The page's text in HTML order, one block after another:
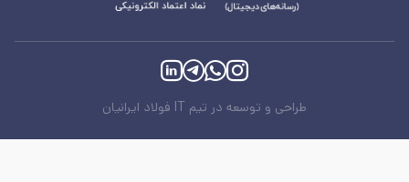
طراحی و توسعه در تیم IT فولاد ایرانیان